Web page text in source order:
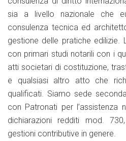
sia a livello nazionale che
consulenza tecnica ed
gestione delle pratiche edilizie.
con primari studi notarili con i
atti societari di costituzione,
e qualsiasi altro atto che
qualificati. Siamo sede
con Patronati per l’assistenza
dichiarazioni redditi mod.
gestioni contributive in genere.